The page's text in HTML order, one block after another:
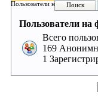
Пользователи на форуме:
Поиск
Пользователи на
Всего
169
1